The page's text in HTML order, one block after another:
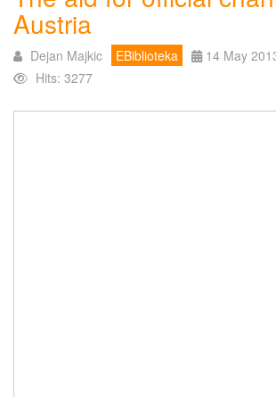
Austria
Dejan Majkic EBiblioteka
14 May
Hits: 3277